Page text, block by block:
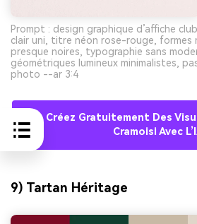
Prompt : design graphique d’affiche
clair uni, titre néon rose-rouge, formes
presque noires, typographie sans
géométriques lumineux minimalistes,
photo --ar 3:4
Créez Gratuitement Des
Cramoisi Avec
9) Tartan Héritage